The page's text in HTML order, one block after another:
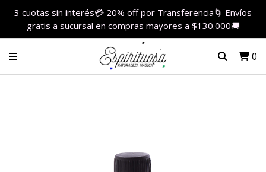
3 cuotas sin interés💳 20% off por Transferencia🌀 Envíos
gratis a sucursal en compras mayores a $130.000🚚
0